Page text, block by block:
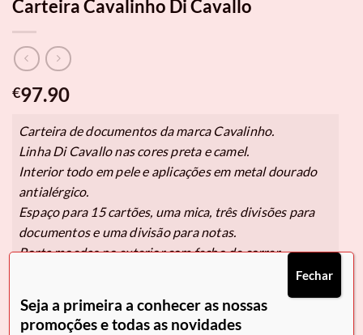
Carteira Cavalinho Di Cavallo
€97.90
Carteira de documentos da marca Cavalinho.
Linha Di Cavallo nas cores preta e camel.
Interior todo em pele e aplicações em metal dourado
antialérgico.
Espaço para 15 cartões, uma mica, três divisões para
documentos e uma divisão para notas.
Porta moedas no exterior com fecho de correr.
• Largura 16 cm.
Seja a primeira a conhecer as nossas
promoções e todas as novidades
Fechar